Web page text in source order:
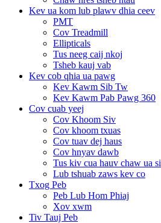
Kev ua kom lub plawv dhia ceev
PMT
Cov Treadmill
Ellipticals
Tus neeg caij nkoj
Tsheb kauj vab
Kev cob qhia ua pawg
Kev Kawm Sib Tw
Kev Kawm Pab Pawg 360
Cov cuab yeej
Cov Khoom Siv
Cov khoom txuas
Cov tuav dej haus
Cov hnyav dawb
Tus kiv cua hauv chaw ua si
Lub tshuab zaws kev co
Txog Peb
Peb Lub Hom Phiaj
Xov xwm
Tiv Tauj Peb